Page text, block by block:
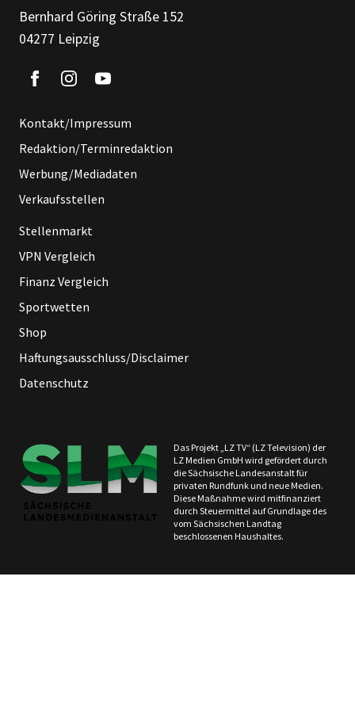
Bernhard Göring Straße 152
04277 Leipzig
Kontakt/Impressum
Redaktion/Terminredaktion
Werbung/Mediadaten
Verkaufsstellen
Stellenmarkt
VPN Vergleich
Finanz Vergleich
Sportwetten
Shop
Haftungsausschluss/Disclaimer
Datenschutz
Das Projekt „LZ TV“ (LZ Television) der
LZ Medien GmbH wird gefördert durch
die Sächsische Landesanstalt für
privaten Rundfunk und neue Medien.
Diese Maßnahme wird mitfinanziert
durch Steuermittel auf Grundlage des
vom Sächsischen Landtag
beschlossenen Haushaltes.